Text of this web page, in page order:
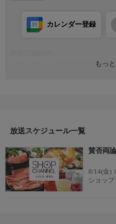
もっ
カレンダー登録
＊ライブ放送につき、番組およ
ＨＰ：https://www.shopch.jp
放送スケジュール一覧
賛否両
8/14(金)
ショッ